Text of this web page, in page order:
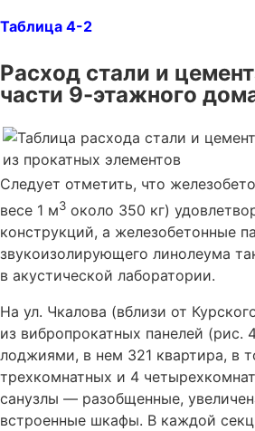
Таблица 4-2
Расход стали и
части 9-этажного
Следует отметить, что
весе 1 м3 около 350 кг)
конструкций, а железобетонные
звукоизолирующего линолеума
в акустической лаборатории.
На ул. Чкалова (вблизи от
из вибропрокатных панелей
лоджиями, в нем 321 квартира, в
трехкомнатных и 4
санузлы — разобщенные,
встроенные шкафы. В каждой